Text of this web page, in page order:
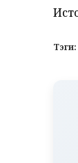
Тэги: